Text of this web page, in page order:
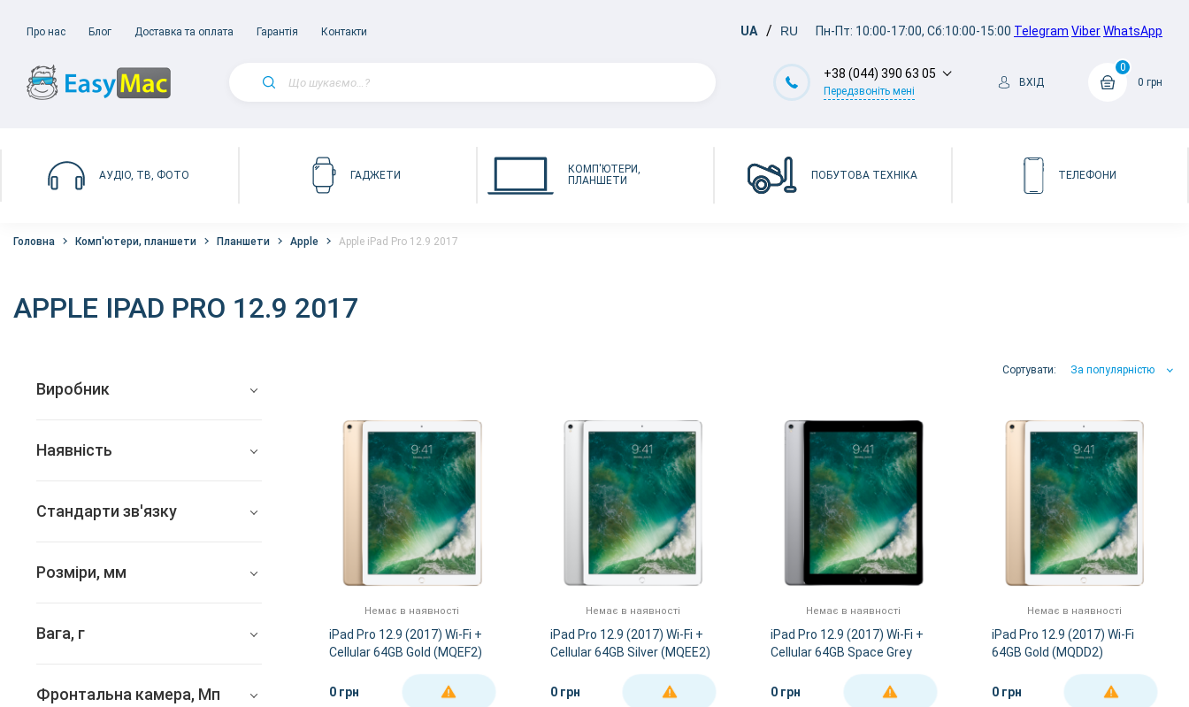
Про нас Блог Доставка та оплата Гарантія Контакти UA RU Пн-Пт: 10:00-17:00, Сб:10:00-15:00 Telegram ViberWhatsApp
+38 (044) 390 63 05
Передзвоніть мені
ВХІД
0
0 грн
АУДІО, ТВ, ФОТО ГАДЖЕТИ
КОМП'ЮТЕРИ,
ПЛАНШЕТИ
ПОБУТОВА ТЕХНІКА ТЕЛЕФОНИ
Головна Комп'ютери, планшети Планшети Apple Apple iPad Pro 12.9 2017
APPLE IPAD PRO 12.9 2017
Виробник
Наявність
Немає в наявності
Стандарти зв'язку
немає
Розміри, мм
Вага, г
Фронтальна камера, Мп
Сортувати: За популярністю
За популярністю
Немає в наявності
iPad Pro 12.9 (2017) Wi-Fi +
Cellular 64GB Gold (MQEF2)
0 грн ДЕТАЛЬНІШЕ
Немає в наявності
iPad Pro 12.9 (2017) Wi-Fi +
Cellular 64GB Silver (MQEE2)
0 грн ДЕТАЛЬНІШЕ
Немає в наявності
iPad Pro 12.9 (2017) Wi-Fi +
Cellular 64GB Space Grey
0 грн
ДЕТАЛЬНІШЕ
Немає в наявності
iPad Pro 12.9 (2017) Wi-Fi
64GB Gold (MQDD2)
0 грн ДЕТАЛЬНІШЕ